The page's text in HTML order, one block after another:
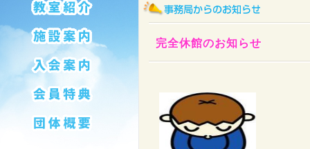
完全休館のお知らせ